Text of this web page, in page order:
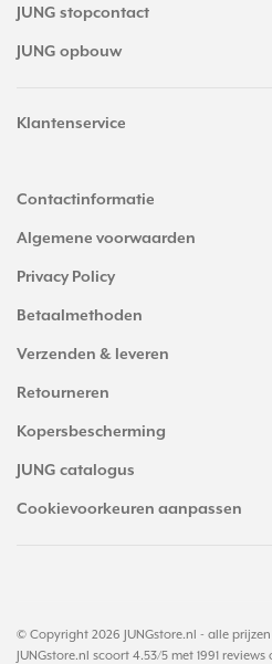
JUNG stopcontact
JUNG opbouw
Klantenservice
Contactinformatie
Algemene voorwaarden
Privacy Policy
Betaalmethoden
Verzenden & leveren
Retourneren
Kopersbescherming
JUNG catalogus
Cookievoorkeuren aanpassen
© Copyright 2026 JUNGstore.nl - alle
JUNGstore.nl scoort 4.53/5 met 1991 reviews